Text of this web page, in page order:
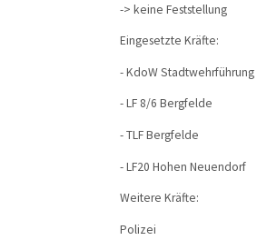
-> keine Feststellung
Eingesetzte Kräfte:
- KdoW Stadtwehrführung
- LF 8/6 Bergfelde
- TLF Bergfelde
- LF20 Hohen Neuendorf
Weitere Kräfte:
Polizei